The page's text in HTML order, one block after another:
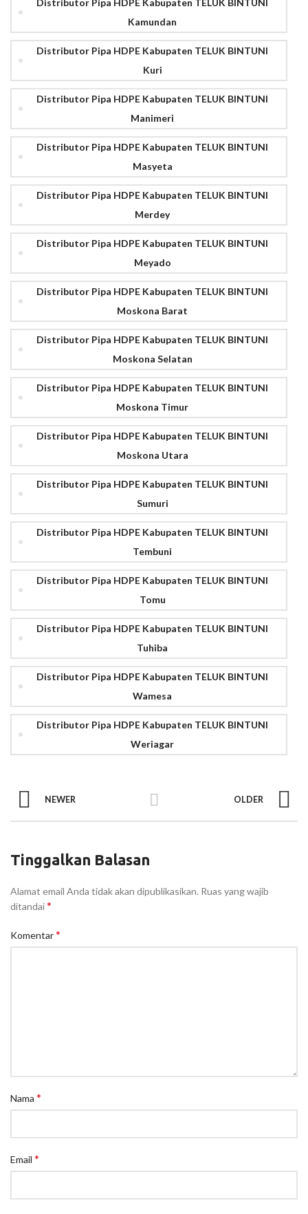
Distributor Pipa HDPE Kabupaten TELUK BINTUNI
Kamundan
Distributor Pipa HDPE Kabupaten TELUK BINTUNI
Kuri
Distributor Pipa HDPE Kabupaten TELUK BINTUNI
Manimeri
Distributor Pipa HDPE Kabupaten TELUK BINTUNI
Masyeta
Distributor Pipa HDPE Kabupaten TELUK BINTUNI
Merdey
Distributor Pipa HDPE Kabupaten TELUK BINTUNI
Meyado
Distributor Pipa HDPE Kabupaten TELUK BINTUNI
Moskona Barat
Distributor Pipa HDPE Kabupaten TELUK BINTUNI
Moskona Selatan
Distributor Pipa HDPE Kabupaten TELUK BINTUNI
Moskona Timur
Distributor Pipa HDPE Kabupaten TELUK BINTUNI
Moskona Utara
Distributor Pipa HDPE Kabupaten TELUK BINTUNI
Sumuri
Distributor Pipa HDPE Kabupaten TELUK BINTUNI
Tembuni
Distributor Pipa HDPE Kabupaten TELUK BINTUNI
Tomu
Distributor Pipa HDPE Kabupaten TELUK BINTUNI
Tuhiba
Distributor Pipa HDPE Kabupaten TELUK BINTUNI
Wamesa
Distributor Pipa HDPE Kabupaten TELUK BINTUNI
Weriagar
NEWER OLDER
Tinggalkan Balasan
Alamat email Anda tidak akan dipublikasikan. Ruas yang wajib
ditandai*
Komentar*
Nama *
Email *